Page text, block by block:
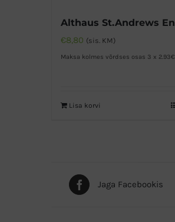
€8,80 (sis. KM)
Maksa kolmes võrdses osas 3 x 2.93€
Lisa korvi
Jaga Facebookis